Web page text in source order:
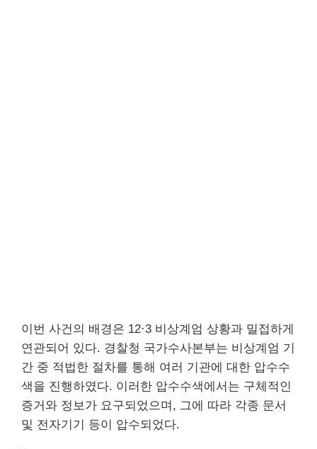
이번 사건의 배경은 12·3 비상계엄 상황과 밀접하게
연관되어 있다. 경찰청 국가수사본부는 비상계엄 기
간 중 적법한 절차를 통해 여러 기관에 대한 압수수
색을 진행하였다. 이러한 압수수색에서는 구체적인
증거와 정보가 요구되었으며, 그에 따라 각종 문서
및 전자기기 등이 압수되었다.